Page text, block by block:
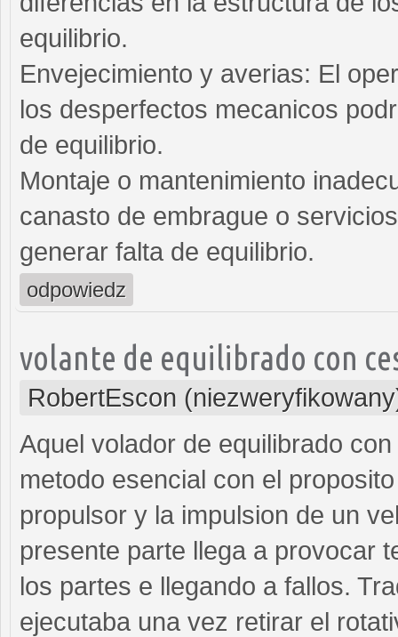
equilibrio.
Envejecimiento y averias: El
los desperfectos mecanicos
de equilibrio.
Montaje o mantenimiento
canasto de embrague o
generar falta de equilibrio.
odpowiedz
volante de equilibrado con
RobertEscon
Aquel volador de equilibrado
metodo esencial con el
propulsor y la impulsion de un
presente parte llega a provocar
los partes e llegando a fallos.
ejecutaba una vez retirar el